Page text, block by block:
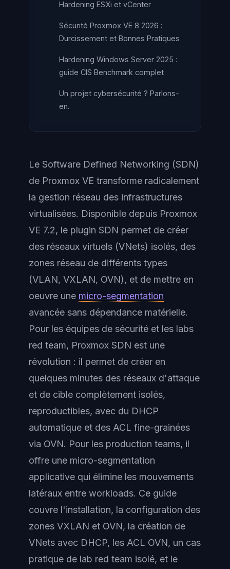
Hardening ESXi et vCenter
Sécurité Proxmox VE 8 2026 :
Durcissement et Bonnes Pratiques
Hardening Windows Server 2025 :
guide CIS Benchmark complet
Un projet cybersécurité ? Parlons-
en.
Le Software Defined Networking (SDN)
de Proxmox VE transforme radicalement
la gestion réseau des infrastructures
virtualisées. Disponible depuis Proxmox
VE 7.2, le plugin SDN permet de créer
des réseaux virtuels (VNets) isolés, des
zones réseau de différents types
(VLAN, VXLAN, OVN), et de mettre en
oeuvre une micro-segmentation
avancée sans dépendance matérielle.
Pour les équipes de sécurité et les labs
red team, Proxmox SDN est une
révolution : il permet de créer en
quelques minutes des réseaux d'attaque
et de cible complètement isolés,
reproductibles, avec du DHCP
automatique et des ACL fine-grainées
via OVN. Pour les production teams, il
offre une micro-segmentation
applicative qui élimine les mouvements
latéraux entre workloads. Ce guide
couvre l'installation, la configuration des
zones VXLAN et OVN, la création de
VNets avec DHCP, les ACL OVN, un cas
pratique de lab red team isolé, et le